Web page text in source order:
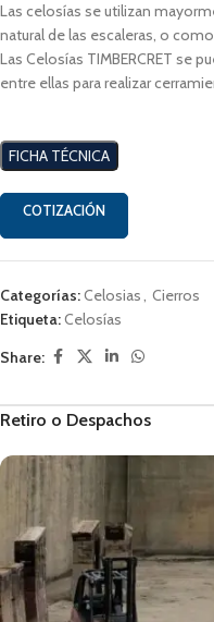
Las celosías se utilizan
natural de las escaleras, o
Las Celosías TIMBERCRET se
entre ellas para realizar
FICHA TÉCNICA
COTIZACIÓN
Categorías:Celosias, Cierros
Etiqueta:Celosías
Share:
Retiro o Despachos